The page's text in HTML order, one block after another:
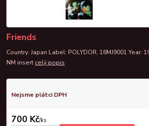
Friends
Country: Japan Label: POLYDOR, 18MJ9001 Year:
NM insert celý popis
Nejsme plátci DPH
700 Kč/ks